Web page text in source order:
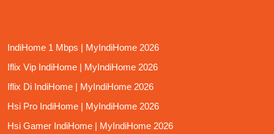
IndiHome 1 Mbps | MyIndiHome 2026
Iflix Vip IndiHome | MyIndiHome 2026
Iflix Di IndiHome | MyIndiHome 2026
Hsi Pro IndiHome | MyIndiHome 2026
Hsi Gamer IndiHome | MyIndiHome 2026